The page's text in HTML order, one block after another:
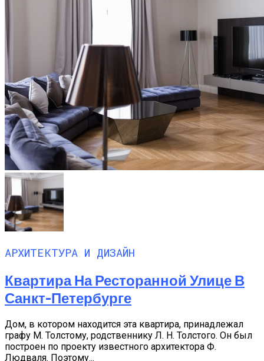
АРХИТЕКТУРА И ДИЗАЙН
Квартира На Ресторанной Улице В
Санкт-Петербурге
Дом, в котором находится эта квартира, принадлежал
графу М. Толстому, родственнику Л. Н. Толстого. Он был
построен по проекту известного архитектора Ф.
Людваля. Поэтому...